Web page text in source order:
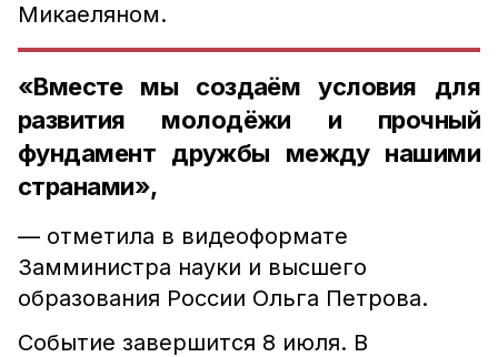
Микаеляном.
«Вместе мы создаём условия для
развития молодёжи и прочный
фундамент дружбы между нашими
странами»,
— отметила в видеоформате
Замминистра науки и высшего
образования России Ольга Петрова.
Событие завершится 8 июля. В